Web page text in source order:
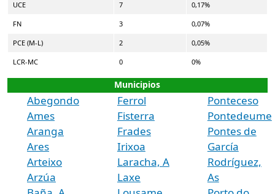
UCE 7 0,17%
FN 3 0,07%
PCE (M-L) 2 0,05%
LCR-MC 0 0%
Municipios
Abegondo
Ames
Aranga
Ares
Arteixo
Arzúa
Ferrol
Fisterra
Frades
Irixoa
Laracha, A
Laxe
Ponteceso
Pontedeume
Pontes de
García
Rodríguez,
As